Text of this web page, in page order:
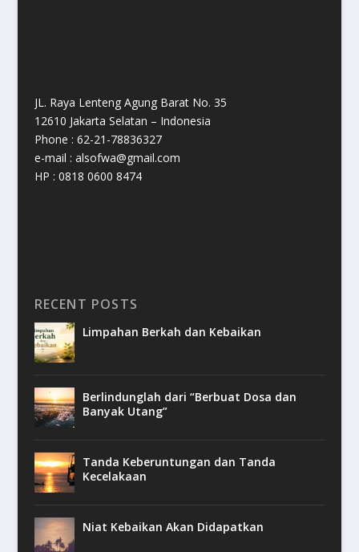
JL. Raya Lenteng Agung Barat No. 35
12610 Jakarta Selatan – Indonesia
Phone : 62-21-78836327
e-mail : alsofwa@gmail.com
HP : 0818 0600 8474
RECENT POSTS
Limpahan Berkah dan Kebaikan
Berlindunglah dari “Berbuat Dosa dan
Banyak Utang”
Tanda Keberuntungan dan Tanda
Kecelakaan
Niat Kebaikan Akan Didapatkan